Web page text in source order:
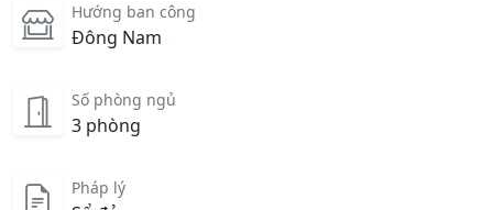
Hướng ban công
Đông Nam
Số phòng ngủ
3 phòng
Pháp lý